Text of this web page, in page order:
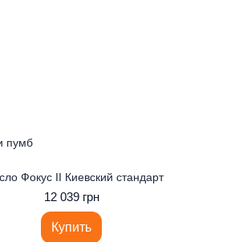
Фокус II Киевский стандарт
12 039 грн
Купить